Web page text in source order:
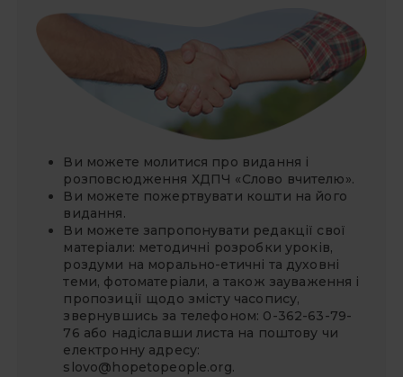
Ви можете молитися про видання і
розповсюдження ХДПЧ «Слово вчителю».
Ви можете пожертвувати кошти на його
видання.
Ви можете запропонувати редакції свої
матеріали: методичні розробки уроків,
роздуми на морально-етичні та духовні
теми, фотоматеріали, а також зауваження і
пропозиції щодо змісту часопису,
звернувшись за телефоном: 0-362-63-79-
76 або надіславши листа на поштову чи
електронну адресу:
slovo@hopetopeople.org.